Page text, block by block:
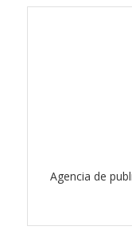
Agencia de